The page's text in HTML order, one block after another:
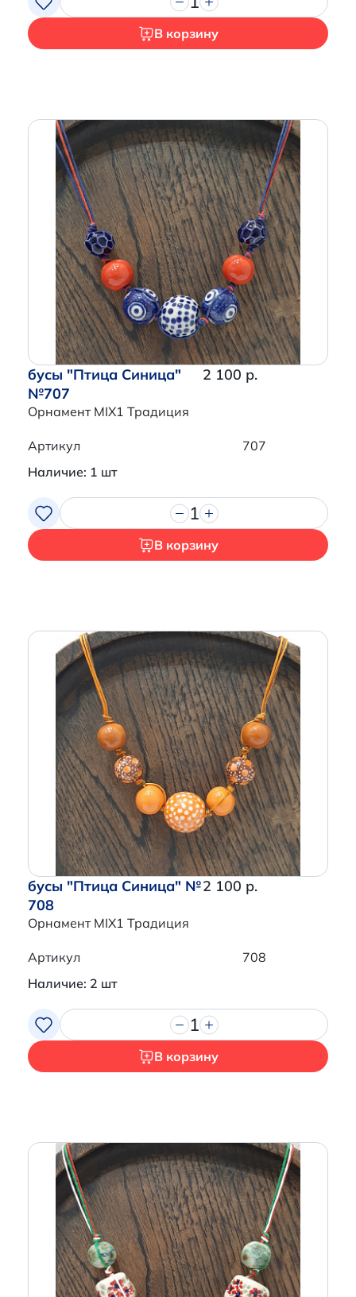
В корзину
бусы "Птица Синица"
№707
Орнамент MIX1 Традиция
2 100 р.
Артикул
707
Наличие: 1 шт
1
В корзину
бусы "Птица Синица" №
708
Орнамент MIX1 Традиция
2 100 р.
Артикул
708
Наличие: 2 шт
1
В корзину